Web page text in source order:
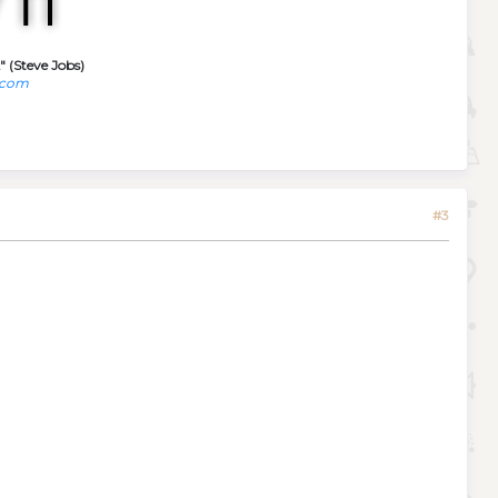
(Steve Jobs)
#3